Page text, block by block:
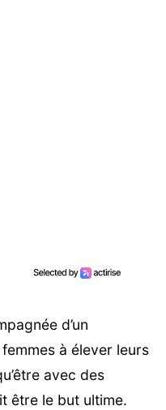
d’un
à élever leurs
avec des
être le but ultime.